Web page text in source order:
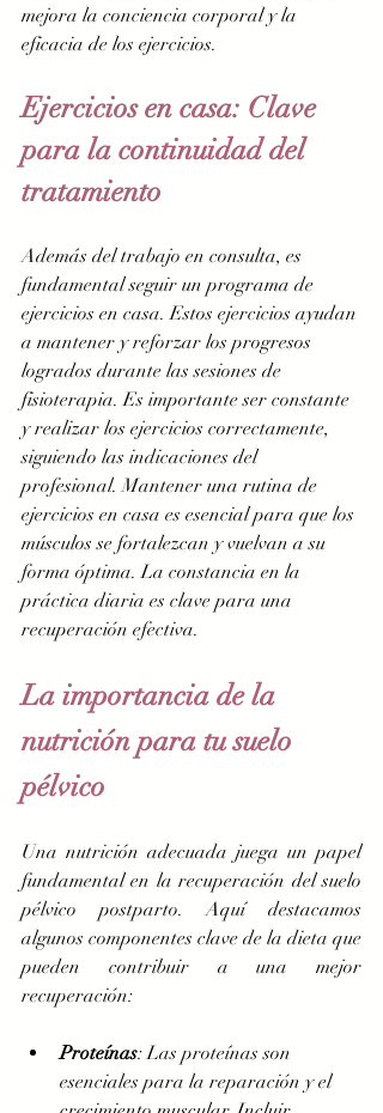
mejora la conciencia corporal y la
eficacia de los ejercicios.
Ejercicios en casa: Clave
para la continuidad del
tratamiento
Además del trabajo en consulta, es
fundamental seguir un programa de
ejercicios en casa. Estos ejercicios ayudan
a mantener y reforzar los progresos
logrados durante las sesiones de
fisioterapia. Es importante ser constante
y realizar los ejercicios correctamente,
siguiendo las indicaciones del
profesional. Mantener una rutina de
ejercicios en casa es esencial para que los
músculos se fortalezcan y vuelvan a su
forma óptima. La constancia en la
práctica diaria es clave para una
recuperación efectiva.
La importancia de la
nutrición para tu suelo
pélvico
Una nutrición adecuada juega un papel
fundamental en la recuperación del suelo
pélvico postparto. Aquí destacamos
algunos componentes clave de la dieta que
pueden contribuir a una mejor
recuperación:
Proteínas: Las proteínas son
esenciales para la reparación y el